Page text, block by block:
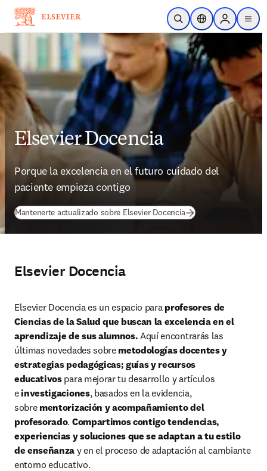
Skip to main content
Open SearchLocation Selector
Sign in to
menu
Elsevier Docencia
Porque la excelencia en el futuro cuidado del
paciente empieza contigo
Mantenerte actualizado sobre Elsevier Docencia
Elsevier Docencia
Elsevier Docencia es un espacio para profesores de
Ciencias de la Salud que buscan la excelencia en el
aprendizaje de sus alumnos. Aquí encontrarás las
últimas novedades sobre metodologías docentes y
estrategias pedagógicas; guías y recursos
educativos para mejorar tu desarrollo y artículos
e investigaciones, basados en la evidencia,
sobre mentorización y acompañamiento del
profesorado. Compartimos contigo tendencias,
experiencias y soluciones que se adaptan a tu estilo
de enseñanza y en el proceso de adaptación al cambiante
entorno educativo.